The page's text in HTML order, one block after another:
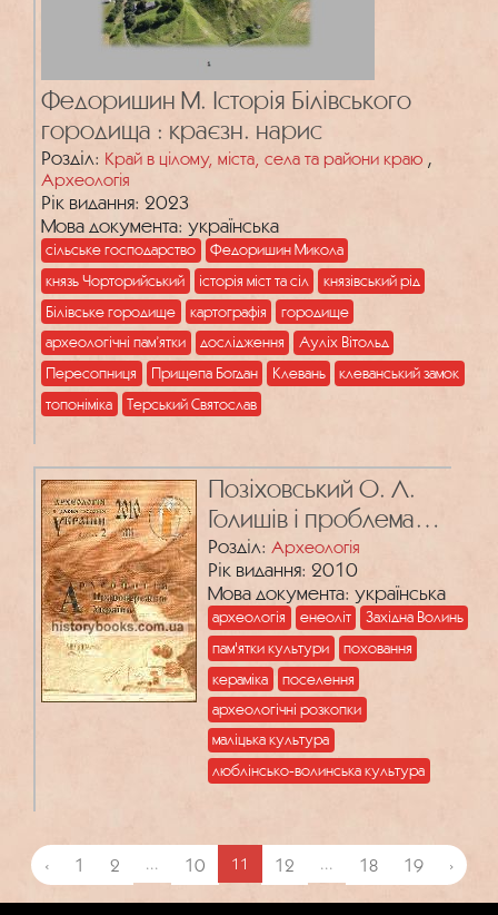
Федоришин М. Історія Білівського
городища : краєзн. нарис
Розділ: Край в цілому, міста, села та райони краю ,
Археологія
Рік видання: 2023
Мова документа: українська
сільське господарство
Федоришин Микола
князь Чорторийський
історія міст та сіл
князівський рід
Білівське городище
картографія
городище
археологічні пам’ятки
дослідження
Ауліх Вітольд
Пересопниця
Прищепа Богдан Клевань
клеванський замок
топоніміка
Терський Святослав
Позiховський О. Л.
Голишів і проблема
періодизації енеоліту
Західної Волині
Розділ: Археологія
Рік видання: 2010
Мова документа: українська
археологія енеоліт
Західна Волинь
пам'ятки культури
поховання
кераміка
поселення
археологічні розкопки
маліцька культура
люблінсько-волинська культура
‹ 1 2 ... 10 11 12 ... 18 19 ›